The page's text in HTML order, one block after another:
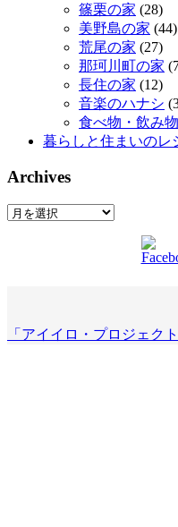
篠栗の家 (28)
美野島の家 (44)
荒尾の家 (27)
那珂川町の家
長住の家 (12)
音楽のハナシ
食べ物・飲み
暮らしと住まいのレ
Archives
Archives
「アイイロ・プロジェク